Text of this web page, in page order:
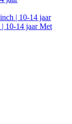
| 10-14 jaar
10-14 jaar Met